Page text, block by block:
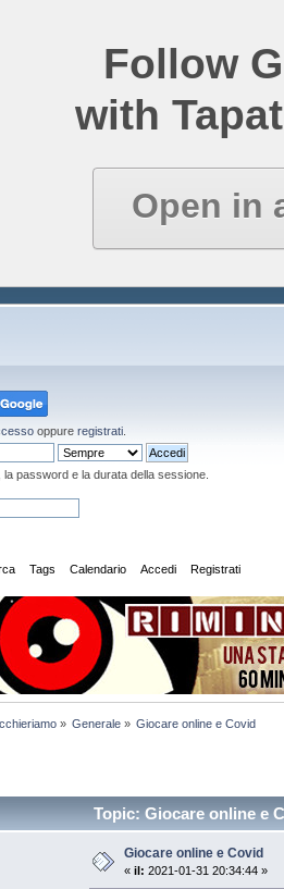
Follow
with
Open in
oppure registrati
password e la durata della sessione.
Tags Calendario Accedi Registrati
» Generale» Giocare online e Covid
Topic: Giocare online e
Giocare online e Covid
« il: 2021-01-31 20:34:44 »